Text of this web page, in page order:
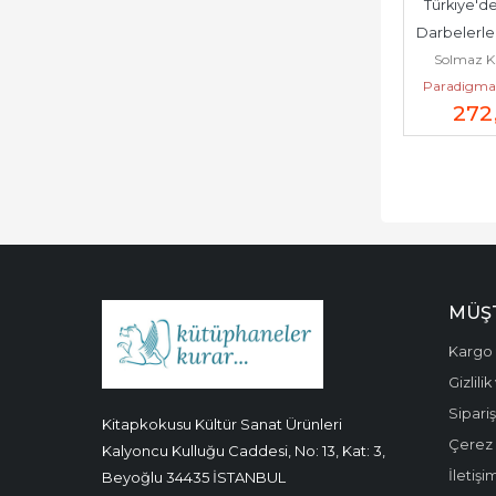
Türkiye'de
Darbelerle
Solmaz
Paradigma
272
Kitapkokusu Kültür Sanat Ürünleri
Kalyoncu Kulluğu Caddesi, No: 13, Kat: 3,
Beyoğlu 34435 İSTANBUL
Kargo
Çerez